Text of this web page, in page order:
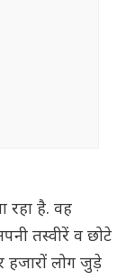
रहा है. वह
तस्वीरें व छोटे
हजारों लोग जुड़े